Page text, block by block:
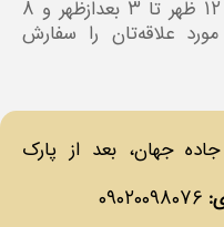
همچنین شما می‌توانید از ساعت ۱۲ ظهر تا ۳ بعدازظهر و ۸
مورد علاقه‌تان را سفارش
جاده جهان، بعد از پارک
۰۹۰۲۰۰۹۸۰۷۶